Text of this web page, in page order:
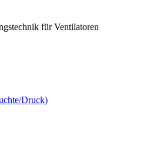
für Ventilatoren
Druck)